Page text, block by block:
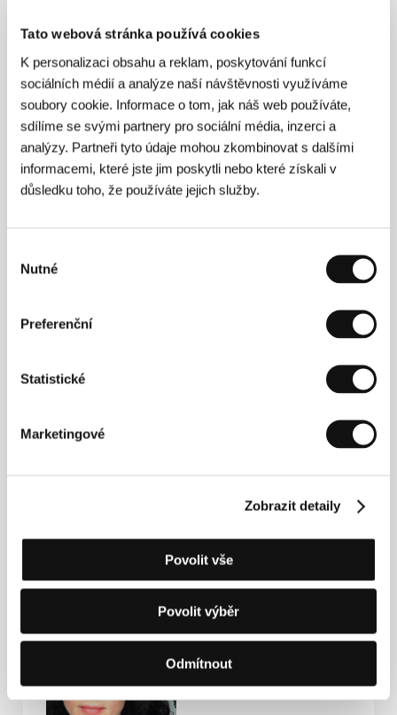
Tato webová stránka používá cookies
K personalizaci obsahu a reklam, poskytování funkcí
sociálních médií a analýze naší návštěvnosti využíváme
soubory cookie. Informace o tom, jak náš web používáte,
sdílíme se svými partnery pro sociální média, inzerci a
analýzy. Partneři tyto údaje mohou zkombinovat s dalšími
informacemi, které jste jim poskytli nebo které získali v
důsledku toho, že používáte jejich služby.
souhlasu
Nutné
Preferenční
Statistické
Marketingové
Zobrazit detaily
Povolit vše
Povolit výběr
Odmítnout
Režie
Kosher Shifts
studium; její výzkum spočívá v hledání inovativních
dokumentaristických technik, umožňujících sledování
Kontakty